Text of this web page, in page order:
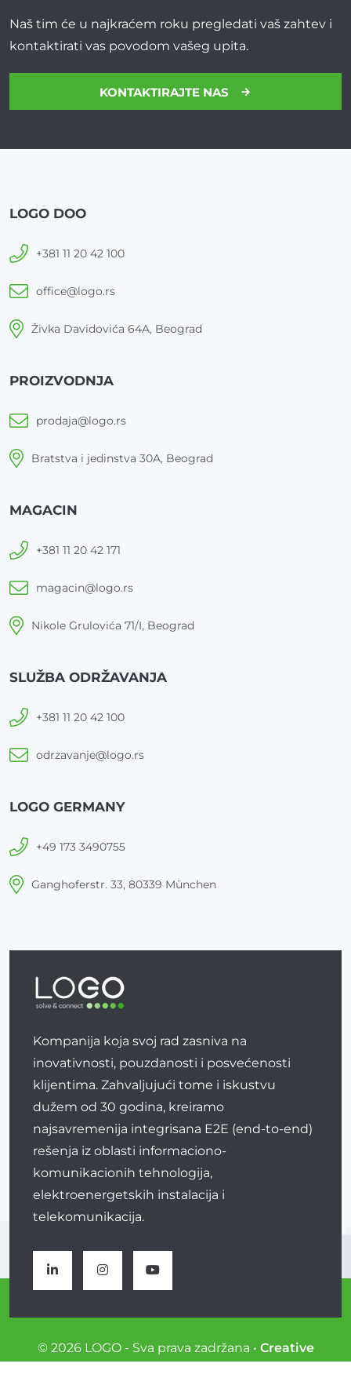
Naš tim će u najkraćem roku pregledati vaš zahtev i
kontaktirati vas povodom vašeg upita.
KONTAKTIRAJTE NAS
LOGO DOO
+381 11 20 42 100
office@logo.rs
Živka Davidovića 64A, Beograd
PROIZVODNJA
prodaja@logo.rs
Bratstva i jedinstva 30A, Beograd
MAGACIN
+381 11 20 42 171
magacin@logo.rs
Nikole Grulovića 71/I, Beograd
SLUŽBA ODRŽAVANJA
+381 11 20 42 100
odrzavanje@logo.rs
LOGO GERMANY
+49 173 3490755
Ganghoferstr. 33, 80339 München
Kompanija koja svoj rad zasniva na
inovativnosti, pouzdanosti i posvećenosti
klijentima. Zahvaljujući tome i iskustvu
dužem od 30 godina, kreiramo
najsavremenija integrisana E2E (end-to-end)
rešenja iz oblasti informaciono-
komunikacionih tehnologija,
elektroenergetskih instalacija i
telekomunikacija.
© 2026 LOGO - Sva prava zadržana • Creative